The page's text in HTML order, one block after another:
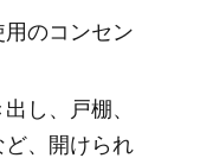
のコンセン
し、戸棚、
、開けられ